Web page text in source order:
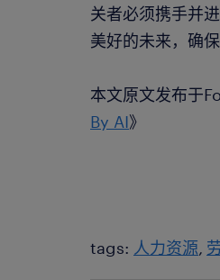
关者必须携手并
美好的未来，确
本文原文发布于
By AI》
tags: 人力资源